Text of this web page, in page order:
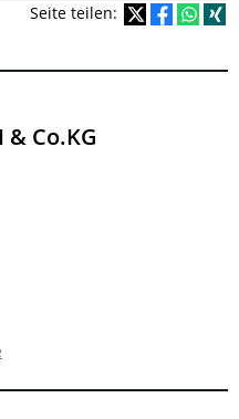
Seite teilen:
Co.KG